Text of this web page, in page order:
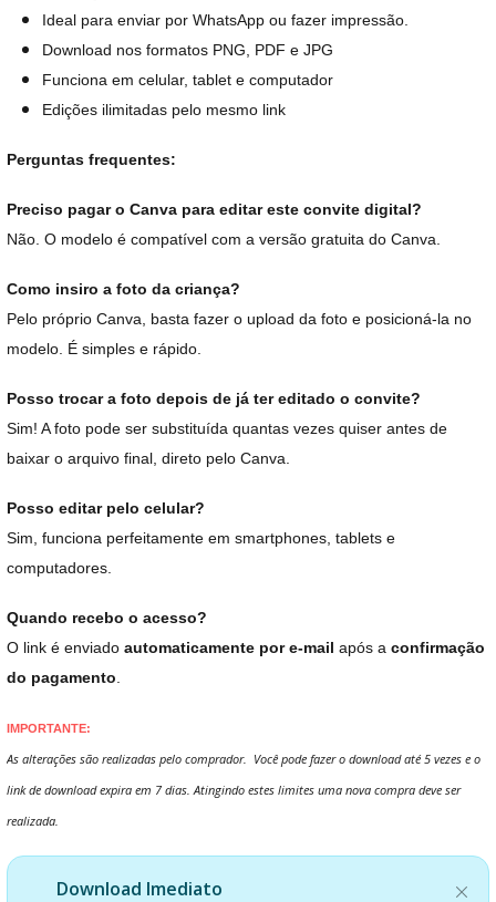
Ideal para enviar por WhatsApp ou fazer impressão.
Download nos formatos PNG, PDF e JPG
Funciona em celular, tablet e computador
Edições ilimitadas pelo mesmo link
Perguntas frequentes:
Preciso pagar o Canva para editar este convite digital?
Não. O modelo é compatível com a versão gratuita do Canva.
Como insiro a foto da criança?
Pelo próprio Canva, basta fazer o upload da foto e posicioná-la no
modelo. É simples e rápido.
Posso trocar a foto depois de já ter editado o convite?
Sim! A foto pode ser substituída quantas vezes quiser antes de
baixar o arquivo final, direto pelo Canva.
Posso editar pelo celular?
Sim, funciona perfeitamente em smartphones, tablets e
computadores.
Quando recebo o acesso?
O link é enviado automaticamente por e-mail após a confirmação
do pagamento
IMPORTANTE:
As alterações são realizadas pelo comprador. Você pode fazer o download até 5 vezes e o
link de download expira em 7 dias. Atingindo estes limites uma nova compra deve ser
realizada.
Download Imediato